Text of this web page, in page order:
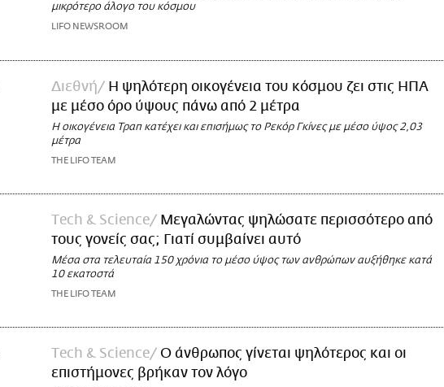
μικρότερο άλογο του κόσμου
LIFO NEWSROOM
Διεθνή
Η ψηλότερη οικογένεια του κόσμου ζει στις ΗΠΑ
με μέσο όρο ύψους πάνω από 2 μέτρα
Η οικογένεια Τραπ κατέχει και επισήμως το Ρεκόρ Γκίνες με μέσο ύψος 2,03
μέτρα
THE LIFO TEAM
Τech & Science
Μεγαλώντας ψηλώσατε περισσότερο από
τους γονείς σας; Γιατί συμβαίνει αυτό
Μέσα στα τελευταία 150 χρόνια το μέσο ύψος των ανθρώπων αυξήθηκε κατά
10 εκατοστά
THE LIFO TEAM
Τech & Science
Ο άνθρωπος γίνεται ψηλότερος και οι
επιστήμονες βρήκαν τον λόγο